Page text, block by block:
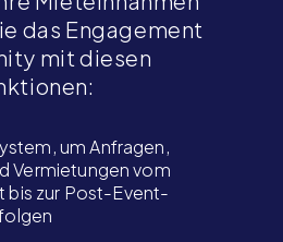
das Engagement
mit diesen
um Anfragen,
Vermietungen vom
bis zur Post-Event-